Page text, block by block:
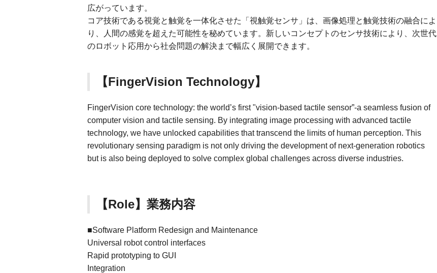
広がっています。
コア技術である視覚と触覚を一体化させた「視触覚センサ」は、画像処理と触覚技術の融合によ
り、人間の感覚を超えた可能性を秘めています。新しいコンセプトのセンサ技術により、次世代
のロボット応用から社会問題の解決まで幅広く展開できます。
【FingerVision Technology】
FingerVision core technology: the world’s first "vision-based tactile sensor”-a seamless fusion of
computer vision and tactile sensing. By integrating image processing with advanced tactile
technology, we have unlocked capabilities that transcend the limits of human perception. This
revolutionary sensing paradigm is not only driving the development of next-generation robotics
but is also being deployed to solve complex global challenges across diverse industries.
【Role】業務内容
■Software Platform Redesign and Maintenance
Universal robot control interfaces
Rapid prototyping to GUI
Integration